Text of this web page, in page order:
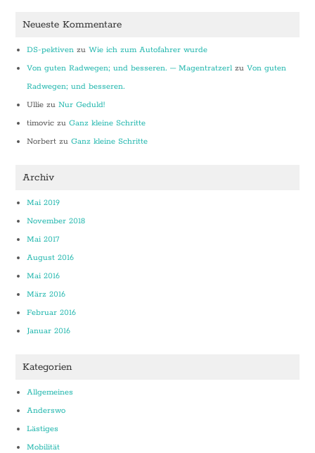
Neueste Kommentare
DS-pektiven zuWie ich zum Autofahrer wurde
Von guten Radwegen; und besseren. – Magentratzerl zuVon guten
Radwegen; und besseren.
Ullie zuNur Geduld!
timovic zuGanz kleine Schritte
Norbert zuGanz kleine Schritte
Archiv
Mai 2019
November 2018
Mai 2017
August 2016
Mai 2016
März 2016
Februar 2016
Januar 2016
Kategorien
Allgemeines
Anderswo
Lästiges
Mobilität